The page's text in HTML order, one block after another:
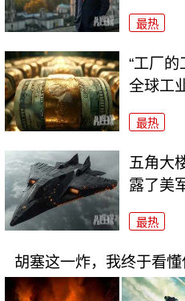
最热
“工厂
全球工
最热
五角大
露了美
最热
胡塞这一炸，我终于看